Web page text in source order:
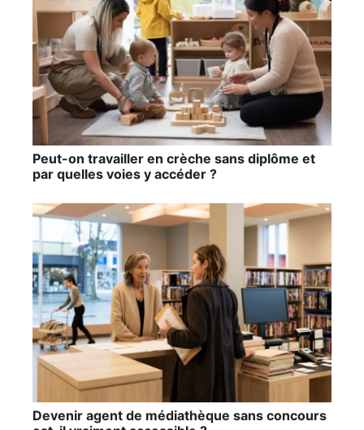
Peut-on travailler en crèche sans diplôme et
par quelles voies y accéder ?
Devenir agent de médiathèque sans concours